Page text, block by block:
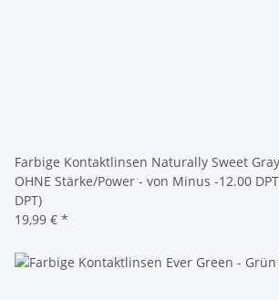
Farbige Kontaktlinsen Naturally Sweet
OHNE Stärke/Power - von Minus -12.00
DPT)
19,99 € *